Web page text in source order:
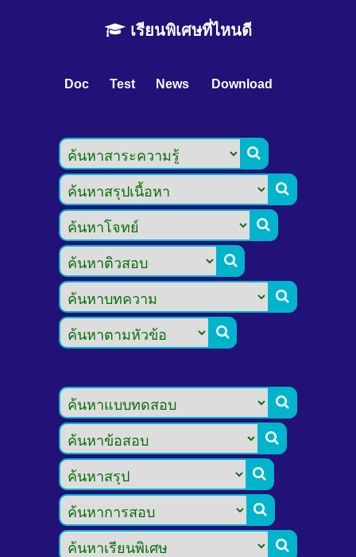
เรียนพิเศษที่ไหนดี
Doc Test News Download










